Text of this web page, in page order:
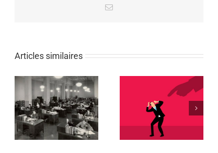
Email
Articles similaires